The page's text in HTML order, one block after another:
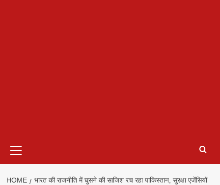
Menu
HOME
भारत की राजनीति में घुसने की साजिश रच रहा पाकिस्तान, सुरक्षा एजेंसियों